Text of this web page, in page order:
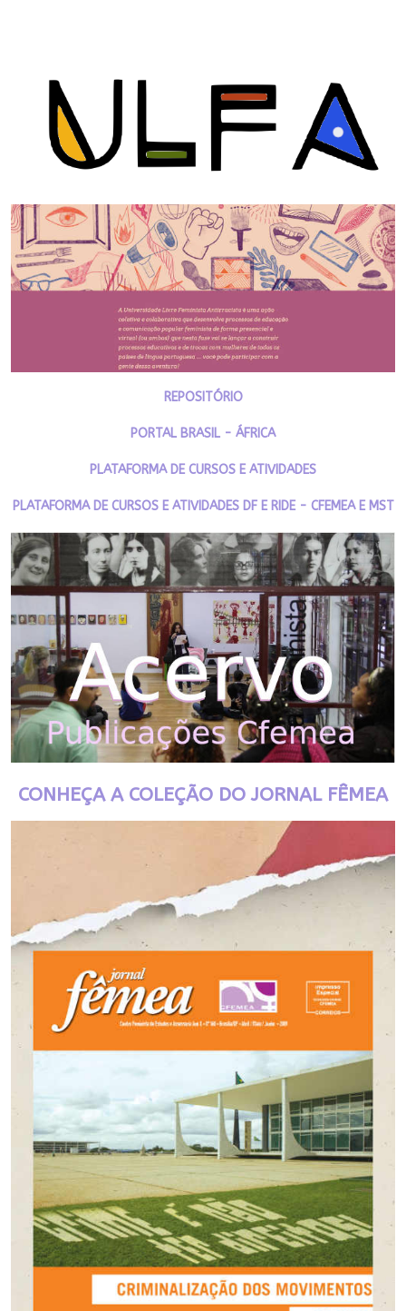
REPOSITÓRIO
PORTAL BRASIL - ÁFRICA
PLATAFORMA DE CURSOS E ATIVIDADES
PLATAFORMA DE CURSOS E ATIVIDADES DF E RIDE - CFEMEA E MST
CONHEÇA A COLEÇÃO DO JORNAL FÊMEA